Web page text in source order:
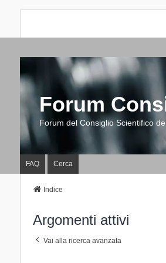
Forum
Forum del Consiglio Scientifico
FAQ Cerca
Indice
Argomenti attivi
Vai alla ricerca avanzata